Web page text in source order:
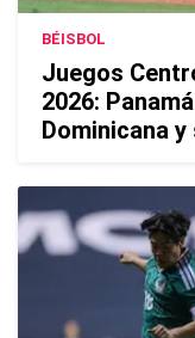
BÉISBOL
Juegos
2026:
Dominicana